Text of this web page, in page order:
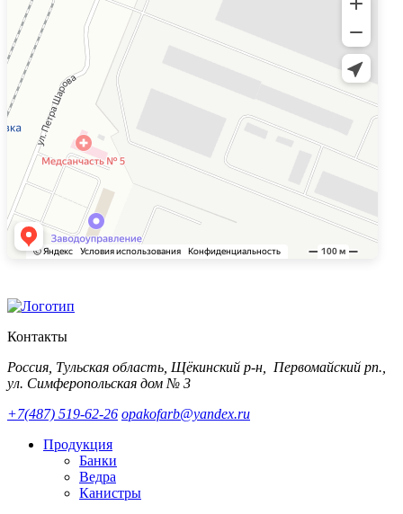
Контакты
Россия, Тульская область, Щёкинский р-н, Первомайский рп.,
ул. Симферопольская дом № 3
+7(487) 519-62-26 opakofarb@yandex.ru
Продукция
Банки
Ведра
Канистры